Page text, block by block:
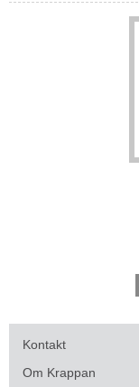
Kontakt
Om Krappan